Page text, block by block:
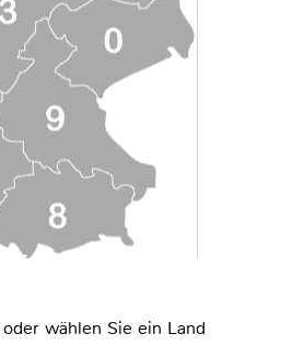
wählen Sie ein Land